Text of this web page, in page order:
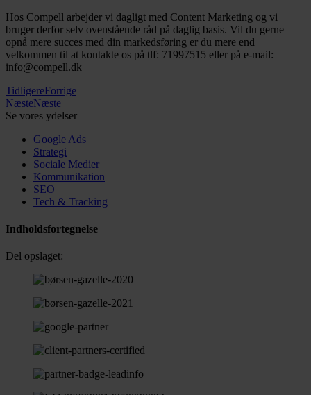
Hos Compell arbejder vi dagligt med Content Marketing og vi
bruger derfor selv ovenstående råd på daglig basis. Vil du gerne
opnå mere succes med din markedsføring er du mere end
velkommen til at kontakte os på tlf: 71997515 eller på e-mail:
info@compell.dk
TidligereForrige
NæsteNæste
Se vores ydelser
Google Ads
Strategi
Sociale Medier
Kommunikation
SEO
Tech & Tracking
Indholdsfortegnelse
Del opslaget: